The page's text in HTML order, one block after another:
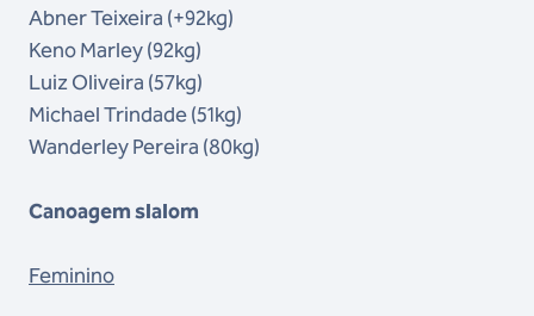
Abner Teixeira (+92kg)
Keno Marley (92kg)
Luiz Oliveira (57kg)
Michael Trindade (51kg)
Wanderley Pereira (80kg)
Canoagem slalom
Feminino